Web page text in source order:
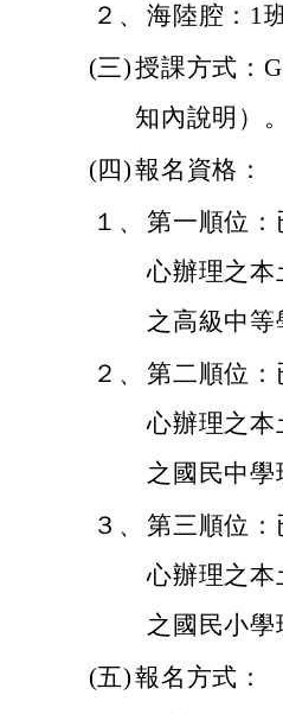
２、 海陸腔：1
(三)授課方式：
知內說明）。
(四)報名資格：
１、 第一順位：
心辦理之
之高級中等
２、 第二順位：
心辦理之
之國民中學
３、 第三順位：
心辦理之
之國民小學
(五)報名方式：